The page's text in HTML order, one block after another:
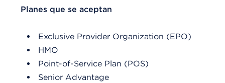
List Header Planes que se aceptan
Planes que se aceptan
Exclusive Provider Organization (EPO)
HMO
Point-of-Service Plan (POS)
Senior Advantage